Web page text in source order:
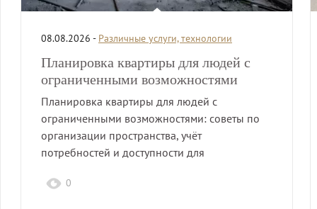
08.08.2026 - Различные услуги, технологии
Планировка квартиры для людей с
ограниченными возможностями
Планировка квартиры для людей с
ограниченными возможностями: советы по
организации пространства, учёт
потребностей и доступности для
0